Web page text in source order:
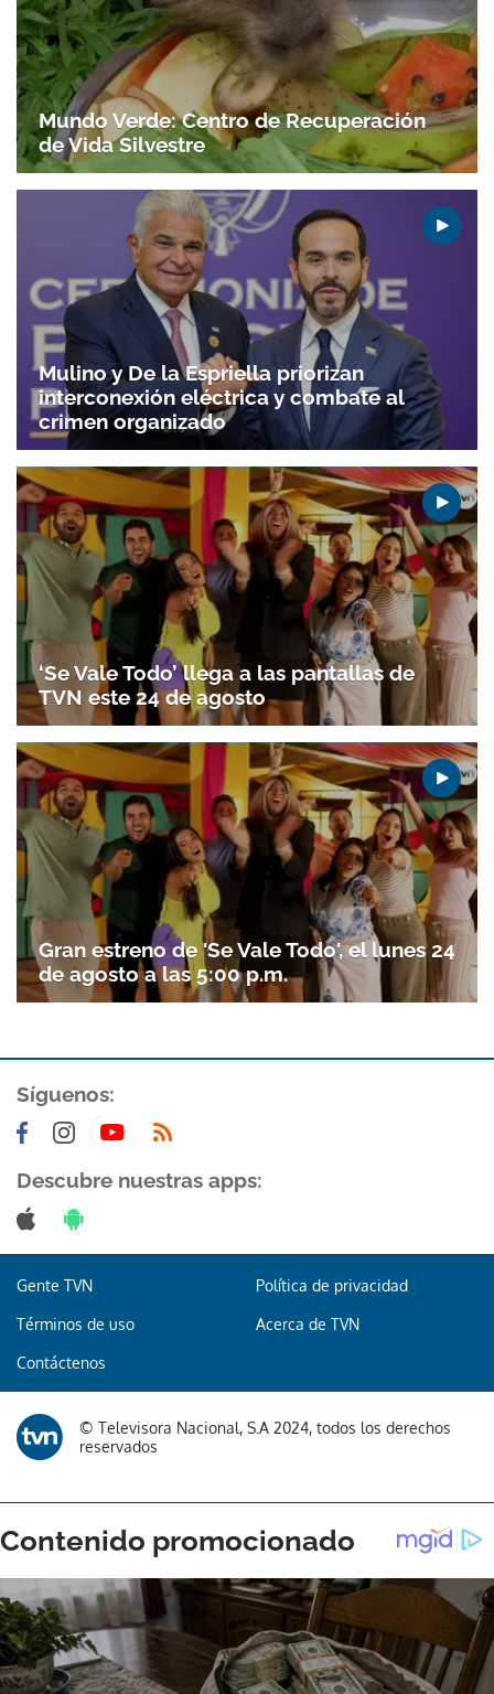
Gracias por suscribirte a nuestro boletín.
ACEPTAR
Mundo Verde: Centro de Recuperación
de Vida Silvestre
Mulino y De la Espriella priorizan
interconexión eléctrica y combate al
crimen organizado
‘Se Vale Todo’ llega a las pantallas de
TVN este 24 de agosto
Gran estreno de 'Se Vale Todo', el lunes 24
de agosto a las 5:00 p.m.
Síguenos:
Descubre nuestras apps:
Gente TVN Política de privacidad
Términos de uso Acerca de TVN
Contáctenos
© Televisora Nacional, S.A 2024, todos los derechos
reservados